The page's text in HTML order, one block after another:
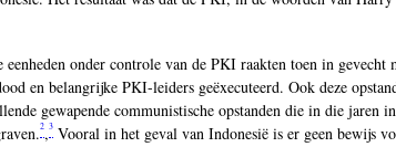
onder controle van de PKI raakten toen in
en belangrijke PKI-leiders geëxecuteerd. Ook deze
gewapende communistische opstanden die in die jaren
2,3 Vooral in het geval van Indonesië is er geen bewijs